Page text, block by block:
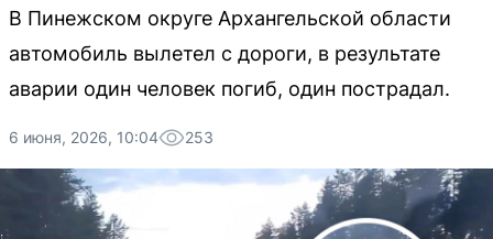
В Пинежском округе Архангельской области
автомобиль вылетел с дороги, в результате
аварии один человек погиб, один пострадал.
6 июня, 2026, 10:04 253